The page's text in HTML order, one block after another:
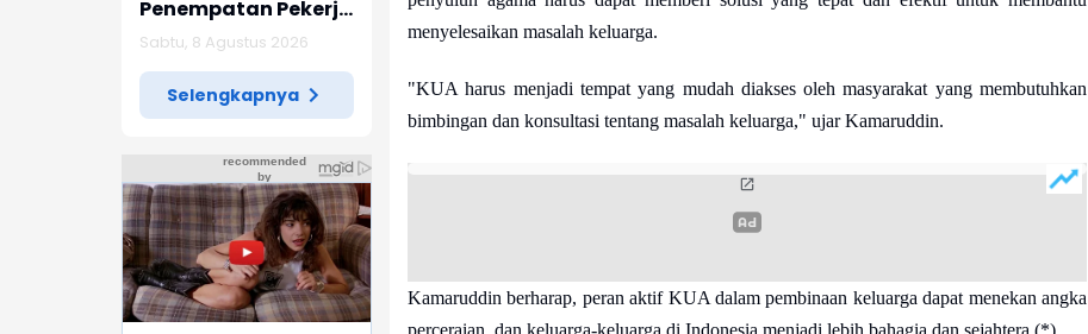
Penempatan Pekerja
Migran ke Republik
Ceko
Sabtu, 8 Agustus 2026
Selengkapnya
menyelesaikan masalah keluarga.
"KUA harus menjadi tempat yang mudah diakses oleh masyarakat yang membutuhkan
bimbingan dan konsultasi tentang masalah keluarga," ujar Kamaruddin.
Kamaruddin berharap, peran aktif KUA dalam pembinaan keluarga dapat menekan angka
perceraian, dan keluarga-keluarga di Indonesia menjadi lebih bahagia dan sejahtera.(*)